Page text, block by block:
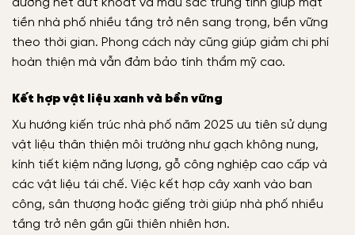
tiền nhà phố nhiều tầng trở nên sang trọng, bền vững
theo thời gian. Phong cách này cũng giúp giảm chi phí
hoàn thiện mà vẫn đảm bảo tính thẩm mỹ cao.
Kết hợp vật liệu xanh và bền vững
Xu hướng kiến trúc nhà phố năm 2025 ưu tiên sử dụng
vật liệu thân thiện môi trường như gạch không nung,
kính tiết kiệm năng lượng, gỗ công nghiệp cao cấp và
các vật liệu tái chế. Việc kết hợp cây xanh vào ban
công, sân thượng hoặc giếng trời giúp nhà phố nhiều
tầng trở nên gần gũi thiên nhiên hơn.